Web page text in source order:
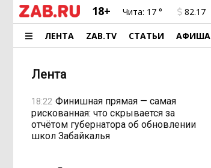
18+ Чита: 17 ° 82.17
ЛЕНТА ZAB.TV СТАТЬИ АФИША
Лента
18:22 Финишная прямая — самая
рискованная: что скрывается за
отчётом губернатора об обновлении
школ Забайкалья